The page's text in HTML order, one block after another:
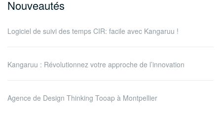
Nouveautés
Logiciel de suivi des temps CIR: facile avec Kangaruu !
Kangaruu : Révolutionnez votre approche de l’innovation
Agence de Design Thinking Tooap à Montpellier